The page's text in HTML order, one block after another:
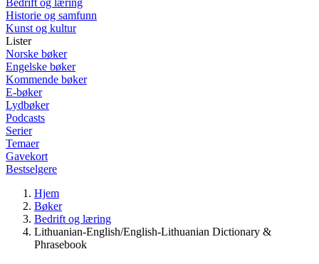
Bedrift og læring
Historie og samfunn
Kunst og kultur
Lister
Norske bøker
Engelske bøker
Kommende bøker
E-bøker
Lydbøker
Podcasts
Serier
Temaer
Gavekort
Bestselgere
Hjem
Bøker
Bedrift og læring
Lithuanian-English/English-Lithuanian Dictionary &
Phrasebook